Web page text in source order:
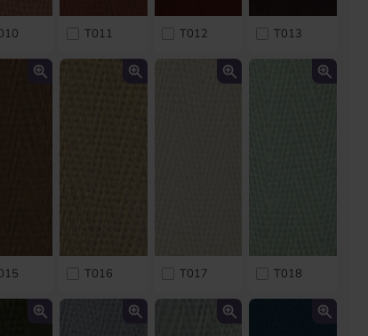
T011 T012 T013
T016 T017 T018